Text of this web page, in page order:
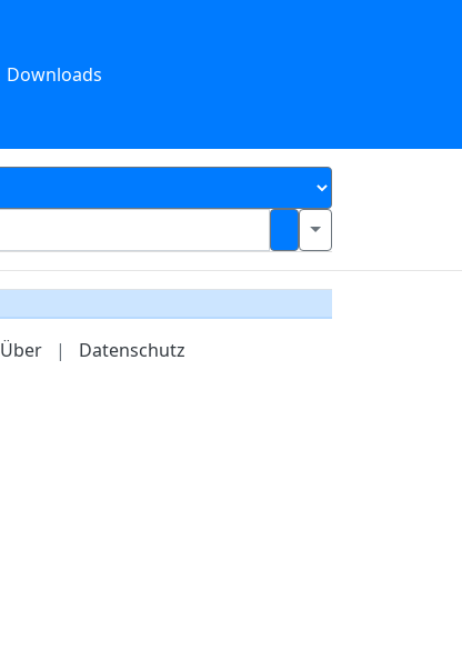
Downloads
Über | Datenschutz